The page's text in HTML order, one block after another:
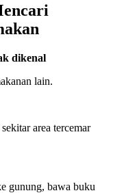
dikenal
lain.
area tercemar
gunung, bawa buku